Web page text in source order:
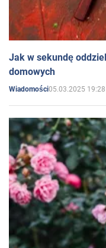
Jak w sekundę
domowych
Wiadomości05.03.2025 19:28